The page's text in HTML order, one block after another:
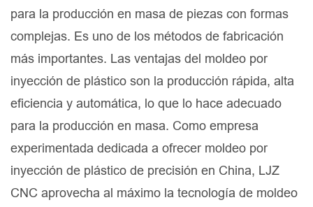
para la producción en masa de piezas con formas
complejas. Es uno de los métodos de fabricación
más importantes. Las ventajas del moldeo por
inyección de plástico son la producción rápida, alta
eficiencia y automática, lo que lo hace adecuado
para la producción en masa. Como empresa
experimentada dedicada a ofrecer moldeo por
inyección de plástico de precisión en China, LJZ
CNC aprovecha al máximo la tecnología de moldeo